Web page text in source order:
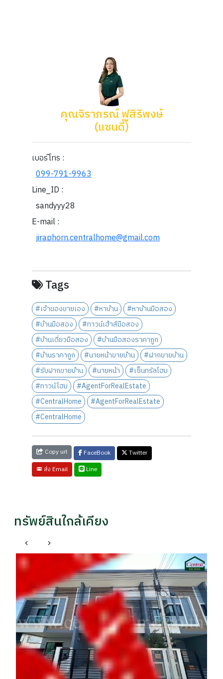
คุณจิราภรณ์ ฟูสิริพงษ์
(แซนดี้)
เบอร์โทร :
099-791-9963
Line_ID :
sandyyy28
E-mail :
jiraphorn.centralhome@gmail.com
Tags
#เจ้าของขายเอง #หาบ้าน
#หาบ้านมือสอง
#บ้านมือสอง
#ทาวน์เฮ้าส์มือสอง
#บ้านเดี่ยวมือสอง
#บ้านมือสองราคาถูก
#บ้านราคาถูก
#นายหน้าขายบ้าน
#ฝากขายบ้าน
#รับฝากขายบ้าน
#นายหน้า
#เซ็นทรัลโฮม
#ทาวน์โฮม
#AgentForRealEstate
#CentralHome
#AgentForRealEstate
#CentralHome
Copy url FaceBook
Twitter
ส่ง Email
Line
ทรัพย์สินใกล้เคียง
ลำลูกกา ปทุมธานี
บ้านเดี่ยว คาซ่า วิลล์ รามอินทรา - หทัยราษฎร์ หลังริม
ราคา
฿ 4,190,000
ทราย / 096xxxxx55